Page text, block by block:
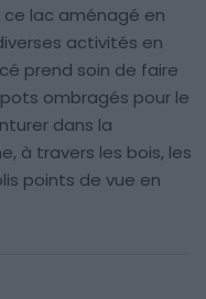
lac aménagé en
activités en
prend soin de faire
ombragés pour le
dans la
à travers les bois, les
points de vue en